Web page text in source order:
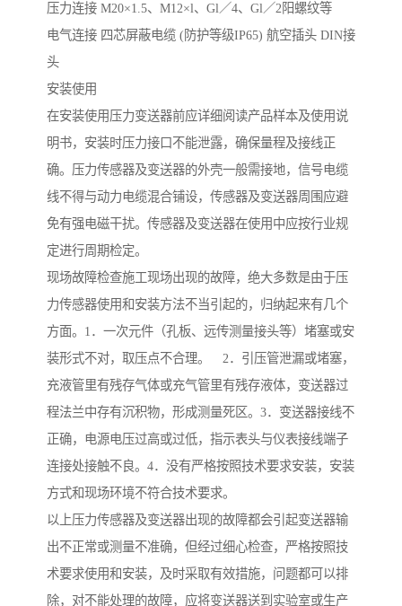
压力连接 M20×1.5、M12×l、Gl／4、Gl／2阳螺纹等
电气连接 四芯屏蔽电缆 (防护等级IP65) 航空插头 DIN接
头
安装使用
在安装使用压力变送器前应详细阅读产品样本及使用说
明书，安装时压力接口不能泄露，确保量程及接线正
确。压力传感器及变送器的外壳一般需接地，信号电缆
线不得与动力电缆混合铺设，传感器及变送器周围应避
免有强电磁干扰。传感器及变送器在使用中应按行业规
定进行周期检定。
现场故障检查施工现场出现的故障，绝大多数是由于压
力传感器使用和安装方法不当引起的，归纳起来有几个
方面。1．一次元件（孔板、远传测量接头等）堵塞或安
装形式不对，取压点不合理。 2．引压管泄漏或堵塞，
充液管里有残存气体或充气管里有残存液体，变送器过
程法兰中存有沉积物，形成测量死区。3．变送器接线不
正确，电源电压过高或过低，指示表头与仪表接线端子
连接处接触不良。4．没有严格按照技术要求安装，安装
方式和现场环境不符合技术要求。
以上压力传感器及变送器出现的故障都会引起变送器输
出不正常或测量不准确，但经过细心检查，严格按照技
术要求使用和安装，及时采取有效措施，问题都可以排
除，对不能处理的故障，应将变送器送到实验室或生产